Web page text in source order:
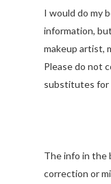
I would do my
information,
makeup artist,
Please do not
substitutes for
The info in the
correction or